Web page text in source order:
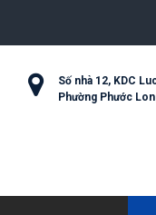
Số nhà 12, KDC
Phường Phước